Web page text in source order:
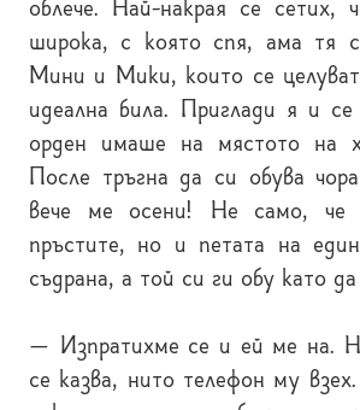
облече. Най-накрая се
широка, с която спя, ама тя
Мини и Мики, които се
идеална била. Приглади я и
орден имаше на мястото на
После тръгна да си обува
вече ме осени! Не само, че
пръстите, но и петата на
съдрана, а той си ги обу като
— Изпратихме се и ей ме на.
се казва, нито телефон му